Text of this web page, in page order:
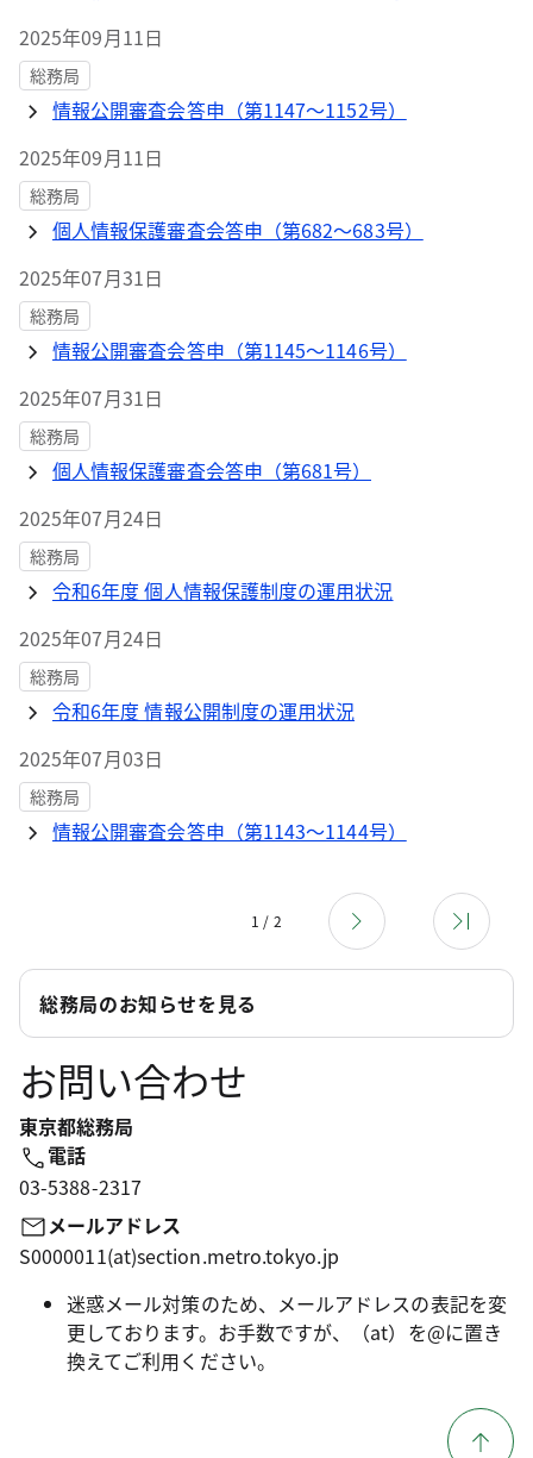
2025年09月11日
総務局
情報公開審査会答申（第1147～1152号）
2025年09月11日
総務局
個人情報保護審査会答申（第682～683号）
2025年07月31日
総務局
情報公開審査会答申（第1145～1146号）
2025年07月31日
総務局
個人情報保護審査会答申（第681号）
2025年07月24日
総務局
令和6年度 個人情報保護制度の運用状況
2025年07月24日
総務局
令和6年度 情報公開制度の運用状況
2025年07月03日
総務局
情報公開審査会答申（第1143～1144号）
1 / 2
総務局のお知らせを見る
お問い合わせ
東京都総務局
電話
03-5388-2317
メールアドレス
S0000011(at)section.metro.tokyo.jp
迷惑メール対策のため、メールアドレスの表記を変
更しております。お手数ですが、（at）を@に置き
換えてご利用ください。